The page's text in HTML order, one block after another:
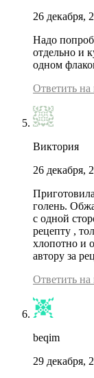
26 декабря,
Надо
отдельно и
одном
Ответить
Виктория
26 декабря,
голень.
с одной
рецепту ,
хлопотно и
автору за
Ответить
beqim
29 декабря,